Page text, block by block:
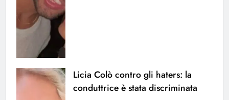
Licia Colò contro gli haters: la
conduttrice è stata discriminata